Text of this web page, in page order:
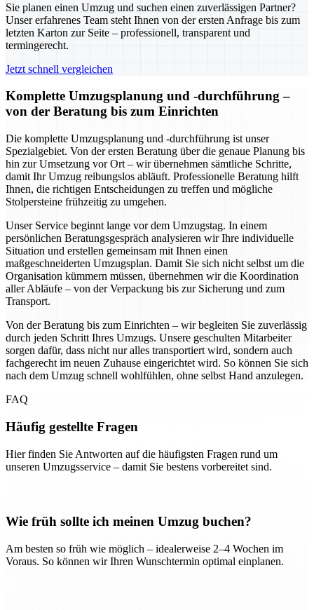
Sie planen einen Umzug und suchen einen zuverlässigen Partner?
Unser erfahrenes Team steht Ihnen von der ersten Anfrage bis zum
letzten Karton zur Seite – professionell, transparent und
termingerecht.
Jetzt schnell vergleichen
Komplette Umzugsplanung und -durchführung –
von der Beratung bis zum Einrichten
Die komplette Umzugsplanung und -durchführung ist unser
Spezialgebiet. Von der ersten Beratung über die genaue Planung bis
hin zur Umsetzung vor Ort – wir übernehmen sämtliche Schritte,
damit Ihr Umzug reibungslos abläuft. Professionelle Beratung hilft
Ihnen, die richtigen Entscheidungen zu treffen und mögliche
Stolpersteine frühzeitig zu umgehen.
Unser Service beginnt lange vor dem Umzugstag. In einem
persönlichen Beratungsgespräch analysieren wir Ihre individuelle
Situation und erstellen gemeinsam mit Ihnen einen
maßgeschneiderten Umzugsplan. Damit Sie sich nicht selbst um die
Organisation kümmern müssen, übernehmen wir die Koordination
aller Abläufe – von der Verpackung bis zur Sicherung und zum
Transport.
Von der Beratung bis zum Einrichten – wir begleiten Sie zuverlässig
durch jeden Schritt Ihres Umzugs. Unsere geschulten Mitarbeiter
sorgen dafür, dass nicht nur alles transportiert wird, sondern auch
fachgerecht im neuen Zuhause eingerichtet wird. So können Sie sich
nach dem Umzug schnell wohlfühlen, ohne selbst Hand anzulegen.
FAQ
Häufig gestellte Fragen
Hier finden Sie Antworten auf die häufigsten Fragen rund um
unseren Umzugsservice – damit Sie bestens vorbereitet sind.
Wie früh sollte ich meinen Umzug buchen?
Am besten so früh wie möglich – idealerweise 2–4 Wochen im
Voraus. So können wir Ihren Wunschtermin optimal einplanen.